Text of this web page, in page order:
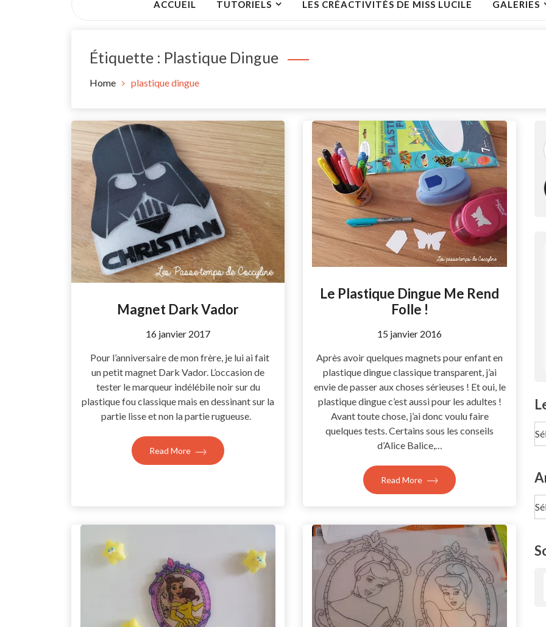
ACCUEIL TUTORIELS LES CRÉACTIVITÉS DE MISS LUCILE GALERIES
Étiquette : Plastique Dingue
Home plastique dingue
Magnet Dark Vador
by
16 janvier 2017
Pour l’anniversaire de mon frère, je lui ai fait
un petit magnet Dark Vador. L’occasion de
tester le marqueur indélébile noir sur du
plastique fou classique mais en dessinant sur la
partie lisse et non la partie rugueuse.
Read More
Le Plastique Dingue Me Rend
Folle !
by
15 janvier 2016
Après avoir quelques magnets pour enfant en
plastique dingue classique transparent, j’ai
envie de passer aux choses sérieuses ! Et oui, le
plastique dingue c’est aussi pour les adultes !
Avant toute chose, j’ai donc voulu faire
quelques tests. Certains sous les conseils
d’Alice Balice,…
Read More